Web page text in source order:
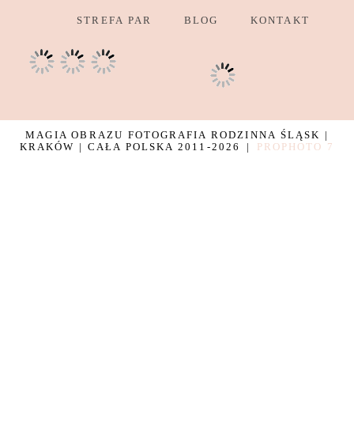
STREFA PAR BLOG KONTAKT
MAGIA OBRAZU FOTOGRAFIA RODZINNA ŚLĄSK |
KRAKÓW | CAŁA POLSKA 2011-2026
| PROPHOTO 7